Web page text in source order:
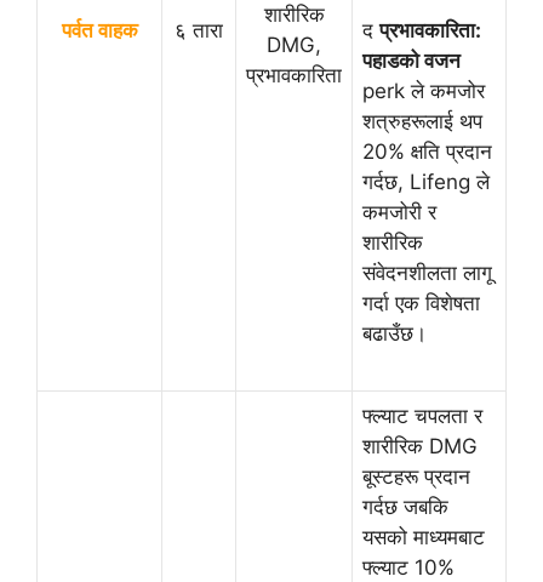
पर्वत वाहक ६ तारा
शारीरिक
DMG,
प्रभावकारिता
दप्रभावकारिता:
पहाडको वजन
perk ले कमजोर
शत्रुहरूलाई थप
20% क्षति प्रदान
गर्दछ, Lifeng ले
कमजोरी र
शारीरिक
संवेदनशीलता लागू
गर्दा एक विशेषता
बढाउँछ।
फ्ल्याट चपलता र
शारीरिक DMG
बूस्टहरू प्रदान
गर्दछ जबकि
यसको माध्यमबाट
फ्ल्याट 10%